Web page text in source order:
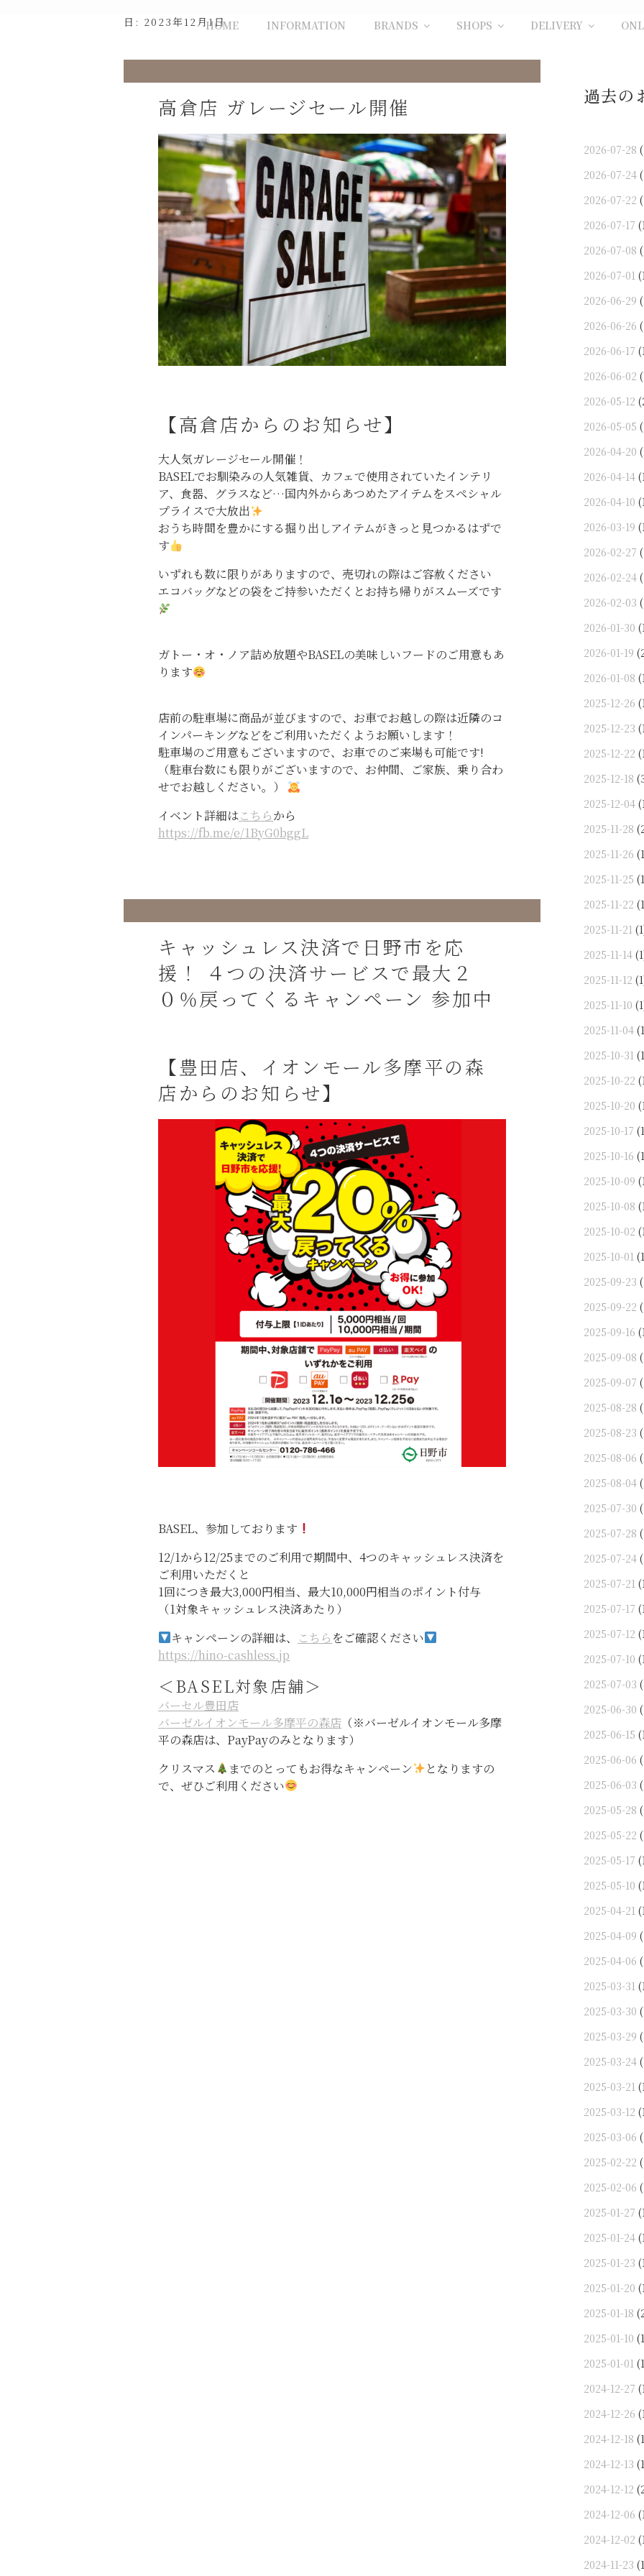
HOME INFORMATION BRANDS SHOPS DELIVERY
日: 2023年12月1日
高倉店 ガレージセール開催
【高倉店からのお知らせ】
大人気ガレージセール開催！
BASELでお馴染みの人気雑貨、カフェで使用されていたインテリ
ア、食器、グラスなど…国内外からあつめたアイテムをスペシャル
プライスで大放出
おうち時間を豊かにする掘り出しアイテムがきっと見つかるはずで
す
いずれも数に限りがありますので、売切れの際はご容赦ください
エコバッグなどの袋をご持参いただくとお持ち帰りがスムーズです
ガトー・オ・ノア詰め放題やBASELの美味しいフードのご用意もあ
ります
店前の駐車場に商品が並びますので、お車でお越しの際は近隣のコ
インパーキングなどをご利用いただくようお願いします！
駐車場のご用意もございますので、お車でのご来場も可能です!
（駐車台数にも限りがございますので、お仲間、ご家族、乗り合わ
せでお越しください。）
イベント詳細はこちらから
https://fb.me/e/1ByG0bggL
キャッシュレス決済で日野市を応
援！ ４つの決済サービスで最大２
０％戻ってくるキャンペーン 参加中
【豊田店、イオンモール多摩平の森
店からのお知らせ】
BASEL、参加しております
12/1から12/25までのご利用で期間中、4つのキャッシュレス決済を
ご利用いただくと
1回につき最大3,000円相当、最大10,000円相当のポイント付与
（1対象キャッシュレス決済あたり）
キャンペーンの詳細は、
こちら をご確認ください
https://hino-cashless.jp
＜BASEL対象店舗＞
バーセル豊田店
バーゼルイオンモール多摩平の森店 （※バーゼルイオンモール多摩
平の森店は、PayPayのみとなります）
クリスマス
までのとってもお得なキャンペーン
となりますの
で、ぜひご利用ください
過去の
2026-07-28
2026-07-24
2026-07-22
2026-07-17
2026-07-08
2026-07-01
2026-06-29
2026-06-26
2026-06-17
2026-06-02
2026-05-12
2026-05-05
2026-04-20
2026-04-14
2026-04-10
2026-03-19
2026-02-27
2026-02-24
2026-02-03
2026-01-30
2026-01-19
2026-01-08
2025-12-26
2025-12-23
2025-12-22
2025-12-18
2025-12-04
2025-11-28
2025-11-26
2025-11-25
2025-11-22
2025-11-21
2025-11-14
2025-11-12
2025-11-10
2025-11-04
2025-10-31
2025-10-22
2025-10-20
2025-10-17
2025-10-16
2025-10-09
2025-10-08
2025-10-02
2025-10-01
2025-09-23
2025-09-22
2025-09-16
2025-09-08
2025-09-07
2025-08-28
2025-08-23
2025-08-06
2025-08-04
2025-07-30
2025-07-28
2025-07-24
2025-07-21
2025-07-17
2025-07-12
2025-07-10
2025-07-03
2025-06-30
2025-06-15
2025-06-06
2025-06-03
2025-05-28
2025-05-22
2025-05-17
2025-05-10
2025-04-21
2025-04-09
2025-04-06
2025-03-31
2025-03-30
2025-03-29
2025-03-24
2025-03-21
2025-03-12
2025-03-06
2025-02-22
2025-02-06
2025-01-27
2025-01-24
2025-01-23
2025-01-20
2025-01-18
2025-01-10
2025-01-01
2024-12-27
2024-12-26
2024-12-18
2024-12-13
2024-12-12
2024-12-06
2024-12-02
2024-11-23